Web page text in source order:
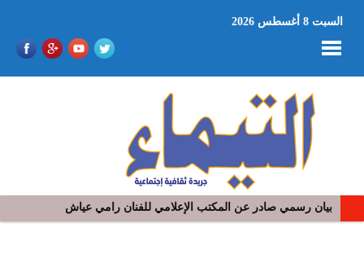
السبت 8 أغسطس 2026
بيان رسمي صادر عن المكتب الإعلامي للفنان رامي عياش
في افتتاح مهرجان بومخلوف الدولي: رؤوف ماهر يتالق و يشد الجمهور